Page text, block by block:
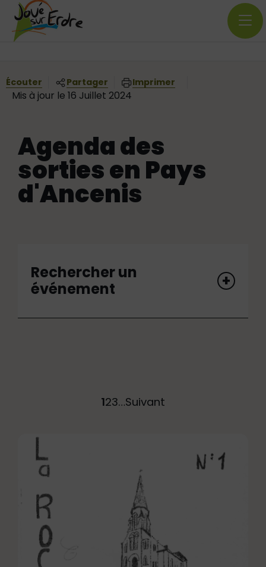
Panneau de gestion des cookies
Menu principal
Contenus
Écouter Partager Imprimer
Mis à jour le 16 Juillet 2024
Agenda des
sorties en Pays
d'Ancenis
Rechercher un
événement
123…Suivant